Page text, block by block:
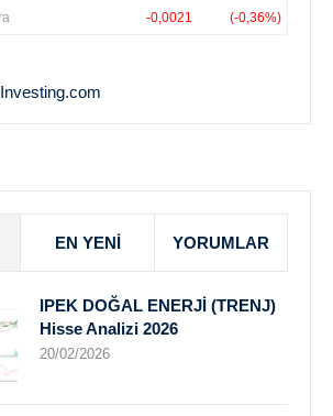
Investing.com
EN YENI YORUMLAR
IPEK DOĞAL ENERJİ (TRENJ)
Hisse Analizi 2026
20/02/2026